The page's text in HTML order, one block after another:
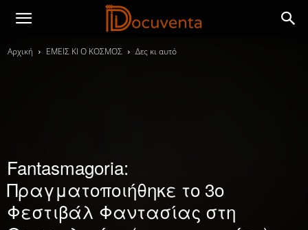
Αρχική ΕΜΕΙΣ ΚΙ Ο ΚΟΣΜΟΣ Δες κι αυτό
Fantasmagoria:
Πραγματοποιήθηκε το 3ο
Φεστιβάλ Φαντασίας στη